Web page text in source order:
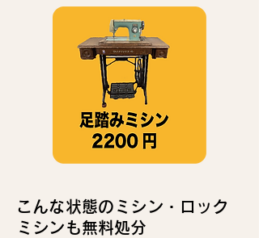
こんな状態のミシン・ロック
ミシンも無料処分